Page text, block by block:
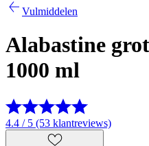
Vulmiddelen
Alabastine
1000 ml
4.4 / 5 (53 klantreviews)